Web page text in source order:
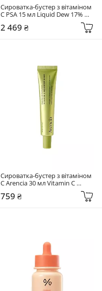
Сироватка-бустер з вітаміном
C PSA 15 мл Liquid Dew 17%
Booster
2 469 ₴
Сироватка-бустер з вітаміном
C Arencia 30 мл Vitamin C
759 ₴